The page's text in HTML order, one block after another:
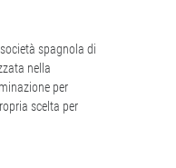
spagnola di
nella
per
scelta per